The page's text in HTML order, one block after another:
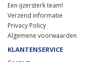
Een ijzersterk team!
Verzend informatie
Privacy Policy
Algemene voorwaarden
KLANTENSERVICE